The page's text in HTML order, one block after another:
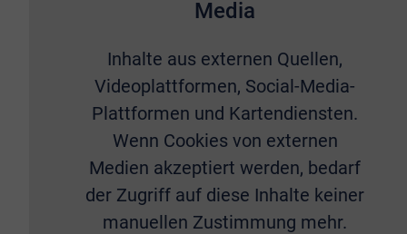
Media
Inhalte aus externen Quellen,
Videoplattformen, Social-Media-
Plattformen und Kartendiensten.
Wenn Cookies von externen
Medien akzeptiert werden, bedarf
der Zugriff auf diese Inhalte keiner
manuellen Zustimmung mehr.